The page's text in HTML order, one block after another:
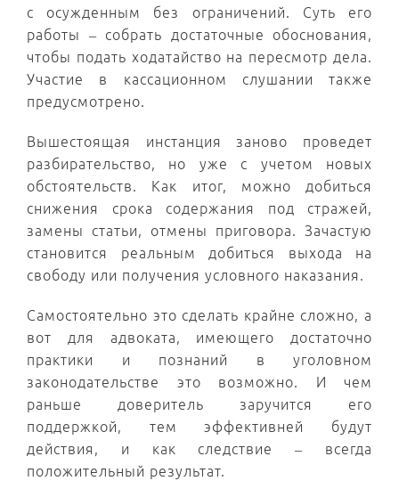
с осужденным без ограничений. Суть его
работы – собрать достаточные обоснования,
чтобы подать ходатайство на пересмотр дела.
Участие в кассационном слушании также
предусмотрено.
Вышестоящая инстанция заново проведет
разбирательство, но уже с учетом новых
обстоятельств. Как итог, можно добиться
снижения срока содержания под стражей,
замены статьи, отмены приговора. Зачастую
становится реальным добиться выхода на
свободу или получения условного наказания.
Самостоятельно это сделать крайне сложно, а
вот для адвоката, имеющего достаточно
практики и познаний в уголовном
законодательстве это возможно. И чем
раньше доверитель заручится его
поддержкой, тем эффективней будут
действия, и как следствие – всегда
положительный результат.